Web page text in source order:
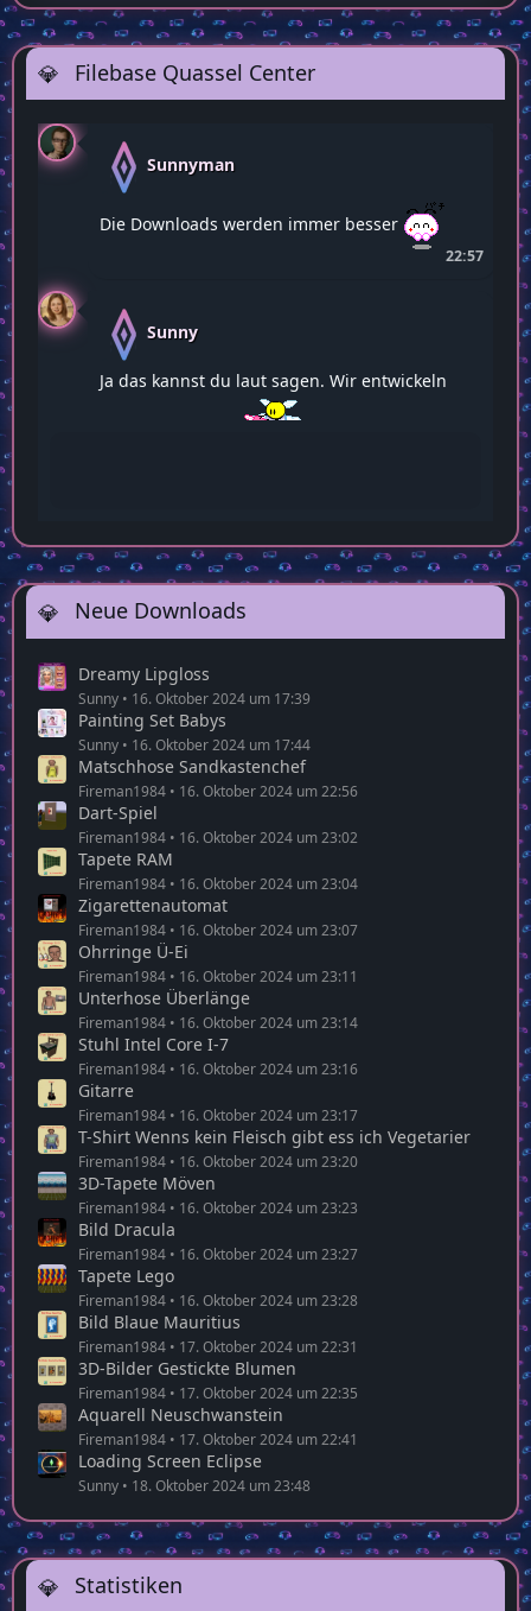
Filebase Quassel Center
Sunnyman
Die Downloads werden immer besser
22:57
Sunny
Ja das kannst du laut sagen. Wir entwickeln
Neue Downloads
Dreamy Lipgloss
Sunny 16. Oktober 2024 um 17:39
Painting Set Babys
Sunny 16. Oktober 2024 um 17:44
Matschhose Sandkastenchef
Fireman1984 16. Oktober 2024 um 22:56
Dart-Spiel
Fireman1984 16. Oktober 2024 um 23:02
Tapete RAM
Fireman1984 16. Oktober 2024 um 23:04
Zigarettenautomat
Fireman1984 16. Oktober 2024 um 23:07
Ohrringe Ü-Ei
Fireman1984 16. Oktober 2024 um 23:11
Unterhose Überlänge
Fireman1984 16. Oktober 2024 um 23:14
Stuhl Intel Core I-7
Fireman1984 16. Oktober 2024 um 23:16
Gitarre
Fireman1984 16. Oktober 2024 um 23:17
T-Shirt Wenns kein Fleisch gibt ess ich Vegetarier
Fireman1984 16. Oktober 2024 um 23:20
3D-Tapete Möven
Fireman1984 16. Oktober 2024 um 23:23
Bild Dracula
Fireman1984 16. Oktober 2024 um 23:27
Tapete Lego
Fireman1984 16. Oktober 2024 um 23:28
Bild Blaue Mauritius
Fireman1984 17. Oktober 2024 um 22:31
3D-Bilder Gestickte Blumen
Fireman1984 17. Oktober 2024 um 22:35
Aquarell Neuschwanstein
Fireman1984 17. Oktober 2024 um 22:41
Loading Screen Eclipse
Sunny 18. Oktober 2024 um 23:48
Statistiken